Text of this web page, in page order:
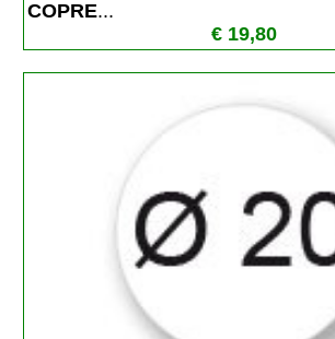
COPRE...
€ 19,80